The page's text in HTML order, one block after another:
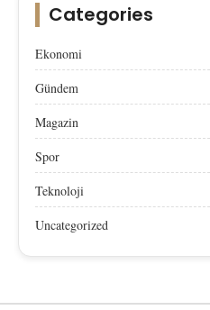
Categories
Ekonomi
Gündem
Magazin
Spor
Teknoloji
Uncategorized